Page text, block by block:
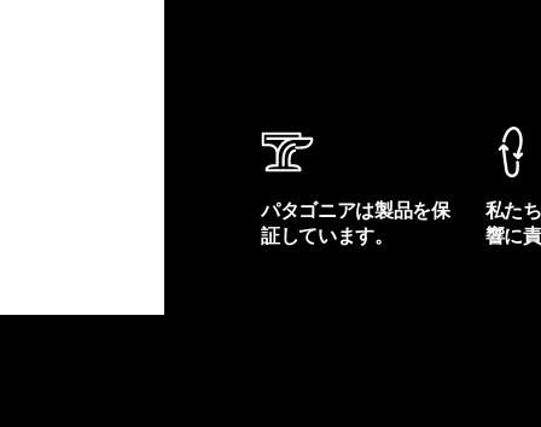
パタゴニアは製品を保
証しています。
私た
響に